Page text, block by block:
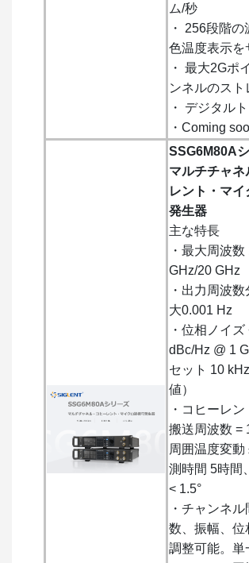
ム/秒
・ 256段階の
色温度表示を
・ 最大2Gポ
ンネルのス
・ デジタル
・Coming
SSG6M80A
マルチチャネ
レント・マ
発生器
主な特長
・最大周波数
GHz/20 GHz
・出力周波
大0.001 Hz
・位相ノイ
dBc/Hz @ 1
セット 10
値）
・コヒーレン
搬送周波数 =
周囲温度変
測時間 5時間
< 1.5°
・チャンネ
数、振幅、位
調整可能。単